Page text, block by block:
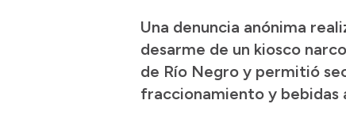
Una denuncia anónima
desarme de un kiosco
de Río Negro y permitió
fraccionamiento y bebidas